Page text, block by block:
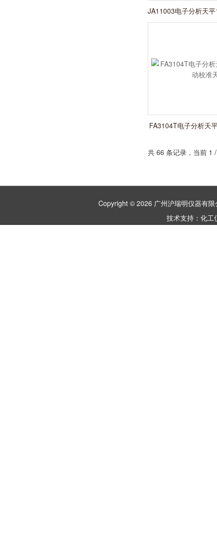
JA11003电子分析天
子天
FA3104T电子分析天
共 66 条记录，当前
Copyright © 2026 广州沪瑞明仪器有
技术支持： 化工